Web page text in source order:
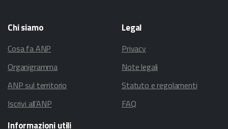
Chisiamo
Cosa fa ANP
Organigramma
ANP sul territorio
Iscrivi all’ANP
Legal
Privacy
Note legali
Statuto e regolamenti
FAQ
Informazioniutili